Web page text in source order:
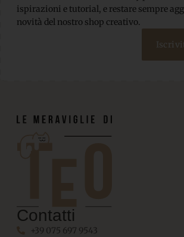
ispirazioni e tutorial, e restare sempre
novità del nostro shop creativo.
Contatti
+39 075 697 9543